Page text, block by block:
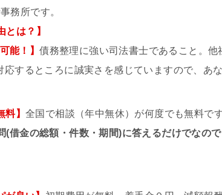
務所です。
とは？】
能！】債務整理に強い司法書士であること。他
するところに誠実さを感じていますので、あ
】 全国で相談（年中無休）が何度でも無料です
(借金の総額・件数・期間)に答えるだけでなの